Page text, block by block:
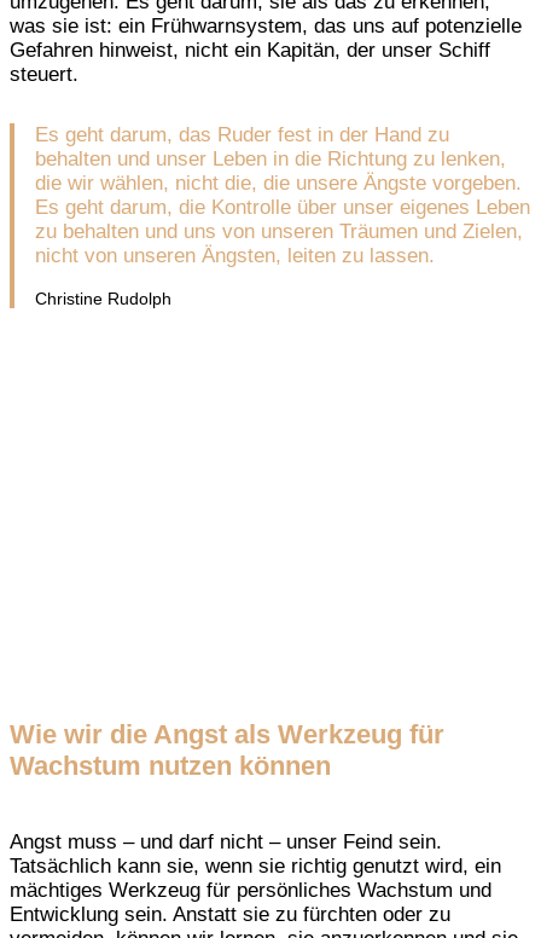
was sie ist: ein Frühwarnsystem, das uns auf potenzielle
Gefahren hinweist, nicht ein Kapitän, der unser Schiff
steuert.
Es geht darum, das Ruder fest in der Hand zu
behalten und unser Leben in die Richtung zu lenken,
die wir wählen, nicht die, die unsere Ängste vorgeben.
Es geht darum, die Kontrolle über unser eigenes Leben
zu behalten und uns von unseren Träumen und Zielen,
nicht von unseren Ängsten, leiten zu lassen.
Christine Rudolph
Wie wir die Angst als Werkzeug für
Wachstum nutzen können
Angst muss – und darf nicht – unser Feind sein.
Tatsächlich kann sie, wenn sie richtig genutzt wird, ein
mächtiges Werkzeug für persönliches Wachstum und
Entwicklung sein. Anstatt sie zu fürchten oder zu